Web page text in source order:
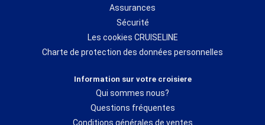
Assurances
Sécurité
Les cookies CRUISELINE
Charte de protection des données personnelles
Information sur votre croisiere
Qui sommes nous?
Questions fréquentes
Conditions générales de ventes